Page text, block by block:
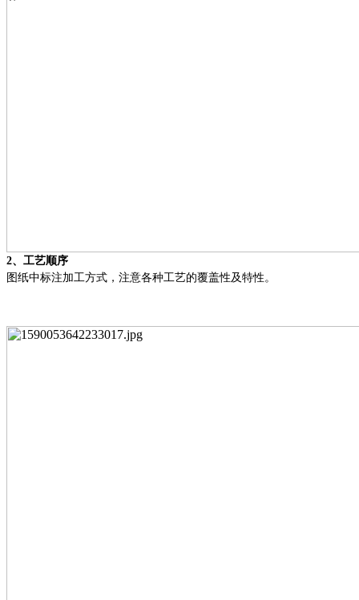
2、 工艺顺序
图纸中标注加工方式，注意各种工艺的覆盖性及特性。